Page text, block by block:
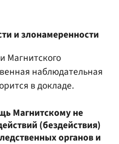
и злонамеренности
Магнитского
наблюдательная
в докладе.
Магнитскому не
(бездействия)
органов и